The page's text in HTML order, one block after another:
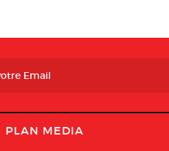
PLAN MEDIA